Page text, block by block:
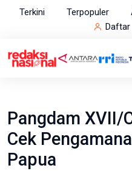
Terkini Terpopuler
Daftar
Pangdam XVII/
Cek
Papua